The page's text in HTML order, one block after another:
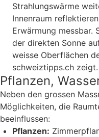
Strahlungswärme
Innenraum
Erwärmung messbar.
der direkten Sonne
weisse Oberflächen
schweiztipps.ch zeigt.
Pflanzen,
Neben den grossen
Möglichkeiten, die
beeinflussen:
Pflanzen: